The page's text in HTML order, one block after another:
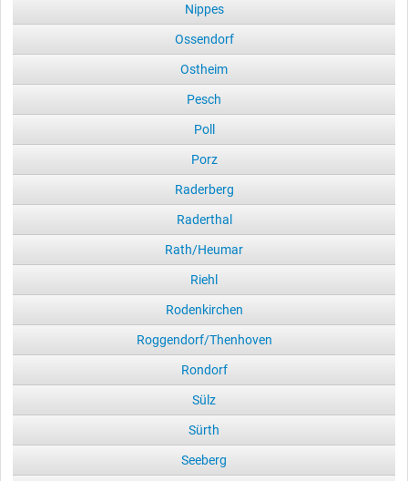
Nippes
Ossendorf
Ostheim
Pesch
Poll
Porz
Raderberg
Raderthal
Rath/Heumar
Riehl
Rodenkirchen
Roggendorf/Thenhoven
Rondorf
Sülz
Sürth
Seeberg